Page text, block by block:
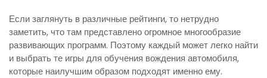
Если заглянуть в различные рейтинги, то нетрудно
заметить, что там представлено огромное многообразие
развивающих программ. Поэтому каждый может легко найти
и выбрать те игры для обучения вождения автомобиля,
которые наилучшим образом подходят именно ему.